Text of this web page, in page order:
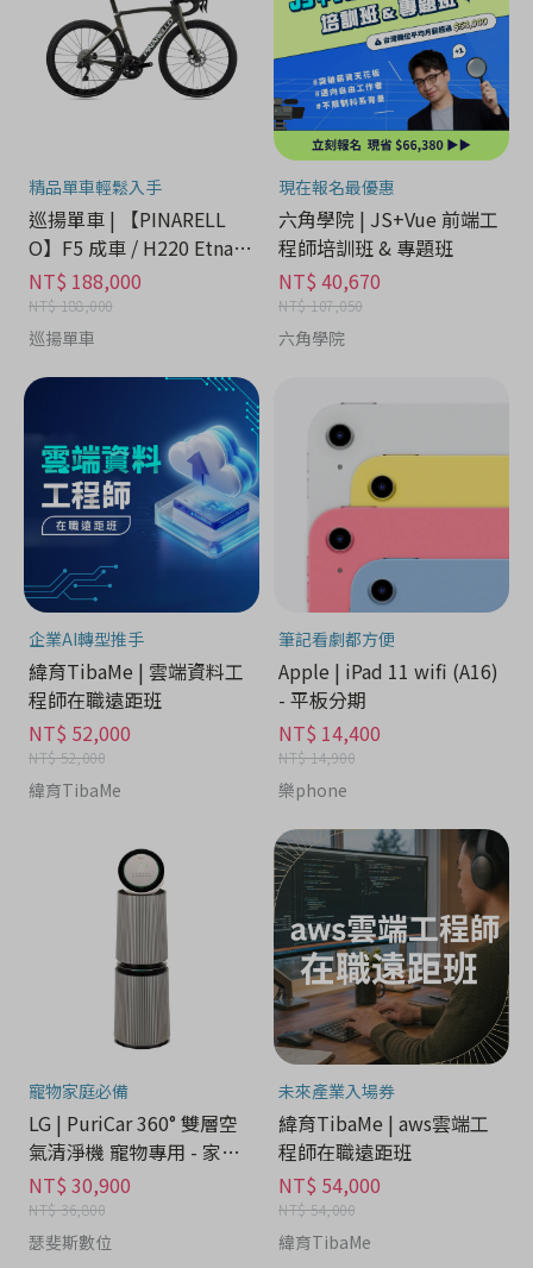
精品單車輕鬆入手
巡揚單車 | 【PINARELL
O】F5 成車 / H220 Etna B
lack Matt
NT$ 188,000
NT$ 188,000
巡揚單車
現在報名最優惠
六角學院 | JS+Vue 前端工
程師培訓班 & 專題班
NT$ 40,670
NT$ 107,050
六角學院
企業AI轉型推手
緯育TibaMe | 雲端資料工
程師在職遠距班
NT$ 52,000
NT$ 52,000
緯育TibaMe
筆記看劇都方便
Apple | iPad 11 wifi (A16)
- 平板分期
NT$ 14,400
NT$ 14,900
樂phone
寵物家庭必備
LG | PuriCar 360° 雙層空
氣清淨機 寵物專用 - 家電
分期
NT$ 30,900
NT$ 36,800
瑟斐斯數位
未來產業入場券
緯育TibaMe | aws雲端工
程師在職遠距班
NT$ 54,000
NT$ 54,000
緯育TibaMe